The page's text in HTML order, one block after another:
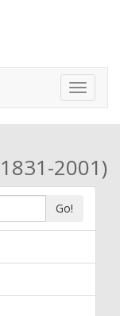
Toggle
2001)
Go!